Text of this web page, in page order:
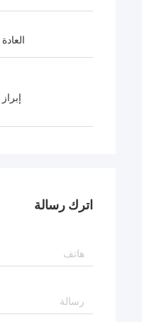
العادة
إبراز
اترك رسالة